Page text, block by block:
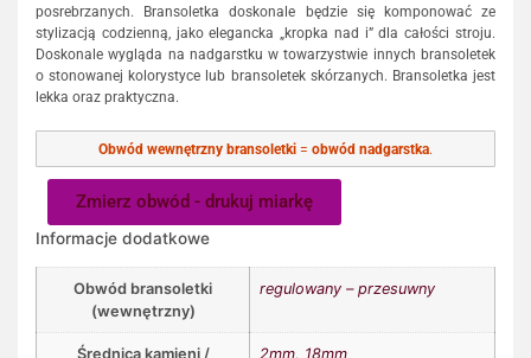
posrebrzanych. Bransoletka doskonale będzie się komponować ze
stylizacją codzienną, jako elegancka „kropka nad i” dla całości stroju.
Doskonale wygląda na nadgarstku w towarzystwie innych bransoletek
o stonowanej kolorystyce lub bransoletek skórzanych. Bransoletka jest
lekka oraz praktyczna.
Obwód wewnętrzny bransoletki = obwód nadgarstka.
Zmierz obwód - drukuj miarkę
Informacje dodatkowe
Obwód bransoletki
(wewnętrzny)
regulowany – przesuwny
Średnica kamieni /
2mm, 18mm